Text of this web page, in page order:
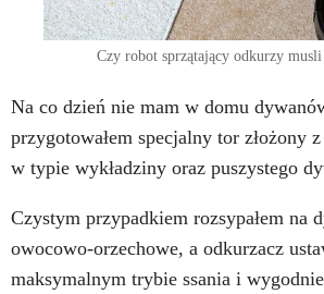
Czy robot sprzątający odkurzy
Na co dzień nie mam w domu
przygotowałem specjalny tor złożony
w typie wykładziny oraz puszystego
Czystym przypadkiem rozsypałem na
owocowo-orzechowe, a odkurzacz
maksymalnym trybie ssania i